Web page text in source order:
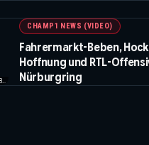
CHAMP1 NEWS (VIDEO)
Fahrermarkt-Beben,
Hoffnung und RTL-
Nürburgring